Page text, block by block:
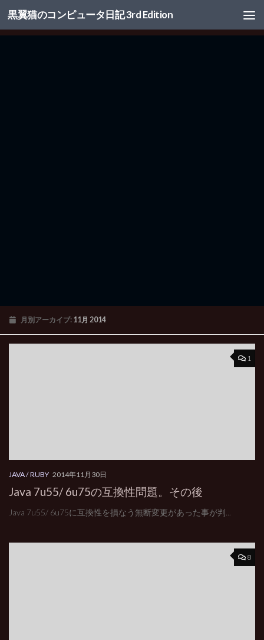
コンテンツへスキップ
黒翼猫のコンピュータ日記 3rd Edition
月別アーカイブ: 11月 2014
1
JAVA / RUBY 2014年11月30日
Java 7u55/ 6u75の互換性問題。その後
Java 7u55/ 6u75に互換性を損なう無断変更があった事が判...
8